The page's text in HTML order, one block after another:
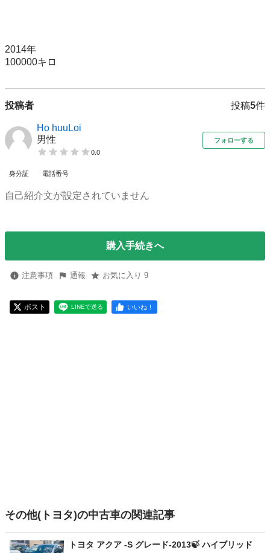
2014年
100000キロ
投稿者 投稿5件
Ho huuLoi
男性
0.0
フォローする
身分証 電話番号
自己紹介文が設定されていません
購入手続きへ
注意事項 通報 お気に入り 9
ポスト LINEで送る いいね！
その他(トヨタ)の中古車の関連記事
トヨタ アクア -S グレード-2013🍃 ハイブリッド